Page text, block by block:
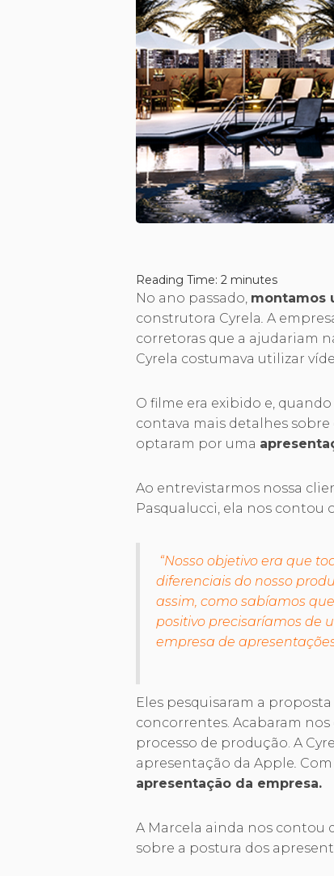
Reading Time: 2 minutes
No ano passado, montamos
construtora Cyrela. A
corretoras que a ajudariam
Cyrela costumava utilizar
O filme era exibido e,
contava mais detalhes
optaram por uma
Ao entrevistarmos nossa
Pasqualucci, ela nos contou
“Nosso objetivo era que
diferenciais do nosso
assim, como sabíamos
positivo precisaríamos de
empresa de
Eles pesquisaram a proposta
concorrentes. Acabaram
processo de produção. A
apresentação da Apple.
apresentação da empresa.
A Marcela ainda nos contou
sobre a postura dos